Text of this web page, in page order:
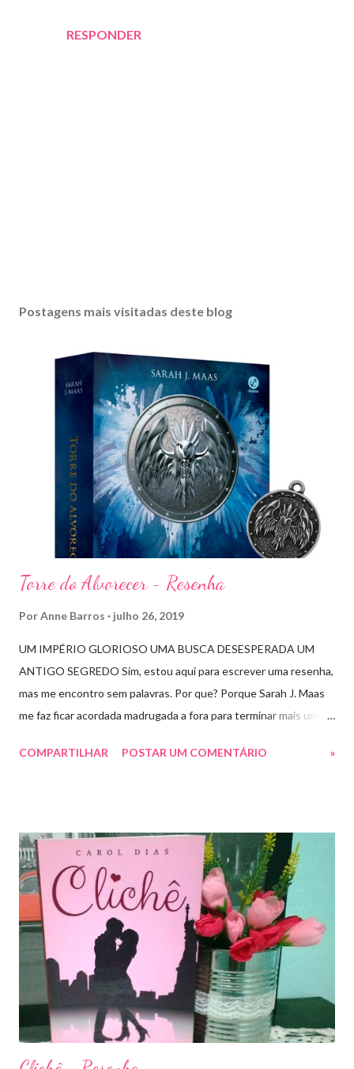
RESPONDER
s
Postagens mais visitadas deste blog
Torre do Alvorecer - Resenha
PorAnne Barros julho 26, 2019
UM IMPÉRIO GLORIOSO UMA BUSCA DESESPERADA UM
ANTIGO SEGREDO Sim, estou aqui para escrever uma resenha,
mas me encontro sem palavras. Por que? Porque Sarah J. Maas
me faz ficar acordada madrugada a fora para terminar mais um
romance da Saga Trono de Vidro que ocorre simultaneamente
todos meio atordoados com tudo que Dorian e Aelin fizeram e,
principalmente, descobriram sobre o Pai do Príncipe, agora Rei
de Ardalan. Todos têm uma missão nessa guerra mesmo que
ainda um pouco indefinida. Aelin deixa Ardalan nas mãos de seu
Rei e segue com sua corte para casa, para finalmente rever seu
lar, Terrasen. Com um novo rei no trono, Chaol Westfall passa a
ser Mão do Rei de Ardalan, e Nesryn Faliq a nova Capitã da
Guarda. Entret...
COMPARTILHAR POSTAR UM COMENTÁRIO »